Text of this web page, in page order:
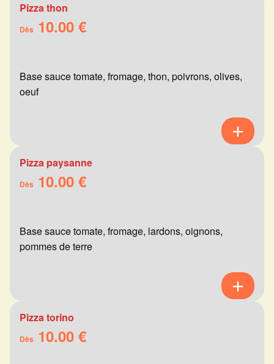
Pizza thon
Dès 10.00 €
Base sauce tomate, fromage, thon, poivrons, olives,
oeuf
Pizza paysanne
Dès 10.00 €
Base sauce tomate, fromage, lardons, oignons,
pommes de terre
Pizza torino
Dès 10.00 €